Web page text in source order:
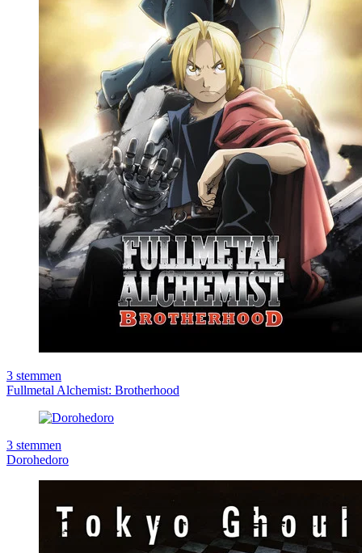
3 stemmen
Fullmetal Alchemist: Brotherhood
3 stemmen
Dorohedoro